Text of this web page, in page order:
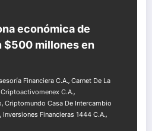
económica de
$500 millones en
Financiera C.A., Carnet De La
Criptoactivomenex C.A.,
, Criptomundo Casa De Intercambio
, Inversiones Financieras 1444 C.A.,